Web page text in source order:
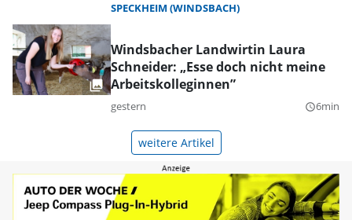
SPECKHEIM (WINDSBACH)
Windsbacher Landwirtin Laura
Schneider: „Esse doch nicht meine
Arbeitskolleginnen”
gestern query_builder6min
weitere Artikel